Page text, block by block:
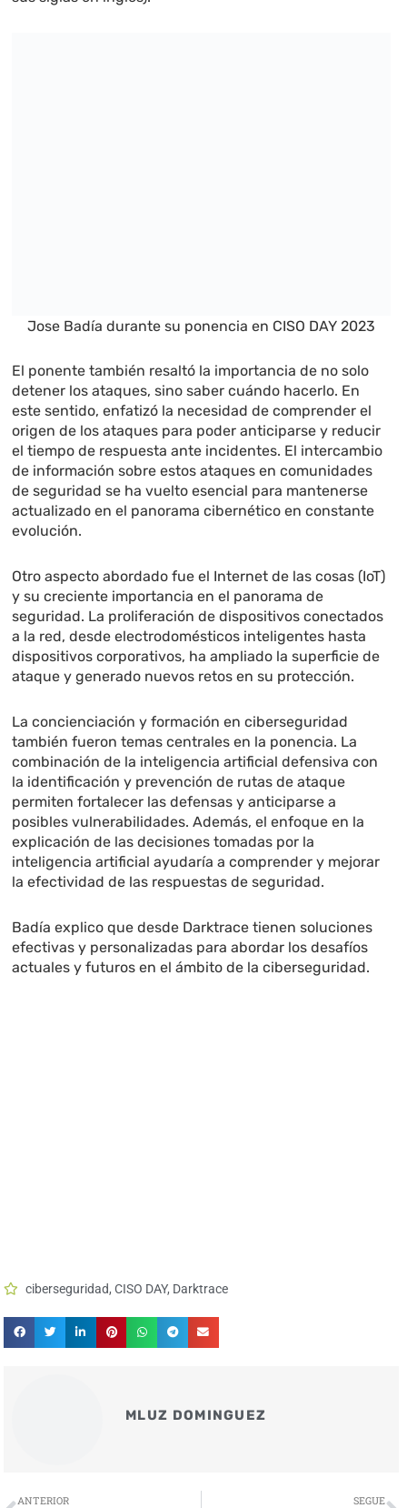
Jose Badía durante su ponencia en CISO DAY 2023
El ponente también resaltó la importancia de no solo
detener los ataques, sino saber cuándo hacerlo. En
este sentido, enfatizó la necesidad de comprender el
origen de los ataques para poder anticiparse y reducir
el tiempo de respuesta ante incidentes. El intercambio
de información sobre estos ataques en comunidades
de seguridad se ha vuelto esencial para mantenerse
actualizado en el panorama cibernético en constante
evolución.
Otro aspecto abordado fue el Internet de las cosas (IoT)
y su creciente importancia en el panorama de
seguridad. La proliferación de dispositivos conectados
a la red, desde electrodomésticos inteligentes hasta
dispositivos corporativos, ha ampliado la superficie de
ataque y generado nuevos retos en su protección.
La concienciación y formación en ciberseguridad
también fueron temas centrales en la ponencia. La
combinación de la inteligencia artificial defensiva con
la identificación y prevención de rutas de ataque
permiten fortalecer las defensas y anticiparse a
posibles vulnerabilidades. Además, el enfoque en la
explicación de las decisiones tomadas por la
inteligencia artificial ayudaría a comprender y mejorar
la efectividad de las respuestas de seguridad.
Badía explico que desde Darktrace tienen soluciones
efectivas y personalizadas para abordar los desafíos
actuales y futuros en el ámbito de la ciberseguridad.
ciberseguridad,CISO DAY, Darktrace
MLUZ DOMINGUEZ
Ant
ANTERIOR SEGUE